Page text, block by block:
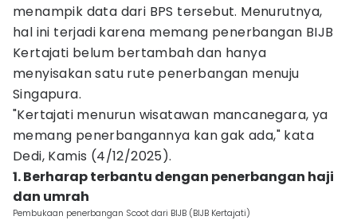
menampik data dari BPS tersebut. Menurutnya,
hal ini terjadi karena memang penerbangan BIJB
Kertajati belum bertambah dan hanya
menyisakan satu rute penerbangan menuju
Singapura.
"Kertajati menurun wisatawan mancanegara, ya
memang penerbangannya kan gak ada," kata
Dedi, Kamis (4/12/2025).
1. Berharap terbantu dengan penerbangan haji
dan umrah
Pembukaan penerbangan Scoot dari BIJB (BIJB Kertajati)